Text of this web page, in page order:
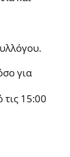
για
15:00